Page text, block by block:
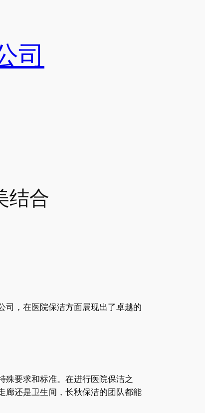
司
结合
司，在医院保洁方面展现出了卓越的
殊要求和标准。在进行医院保洁之
廊还是卫生间，长秋保洁的团队都能